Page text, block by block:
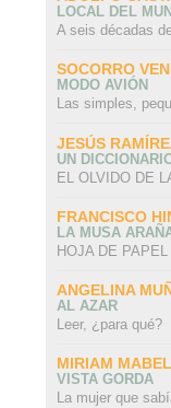
LOCAL DEL
A seis décadas
SOCORRO
MODO AVIÓN
Las simples,
JESÚS
UN
EL OLVIDO DE
FRANCISCO
LA MUSA
HOJA DE PAPEL
ANGELINA
AL AZAR
Leer, ¿para qué?
MIRIAM
VISTA GORDA
La mujer que